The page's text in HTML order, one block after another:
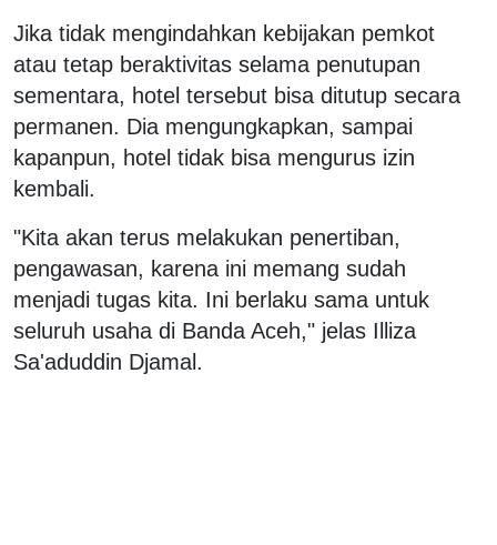
Jika tidak mengindahkan kebijakan pemkot
atau tetap beraktivitas selama penutupan
sementara, hotel tersebut bisa ditutup secara
permanen. Dia mengungkapkan, sampai
kapanpun, hotel tidak bisa mengurus izin
kembali.
"Kita akan terus melakukan penertiban,
pengawasan, karena ini memang sudah
menjadi tugas kita. Ini berlaku sama untuk
seluruh usaha di Banda Aceh," jelas Illiza
Sa'aduddin Djamal.